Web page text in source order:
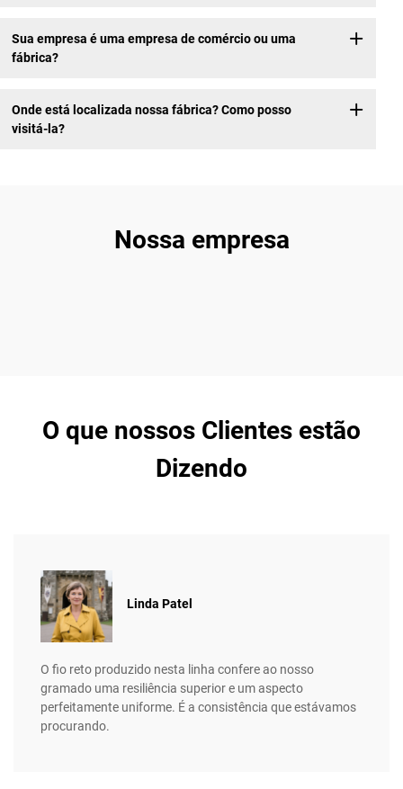
Sua empresa é uma empresa de comércio ou uma
fábrica?
Onde está localizada nossa fábrica? Como posso
visitá-la?
Nossa empresa
O que nossos Clientes estão
Dizendo
Linda Patel
O fio reto produzido nesta linha confere ao nosso
gramado uma resiliência superior e um aspecto
perfeitamente uniforme. É a consistência que estávamos
procurando.